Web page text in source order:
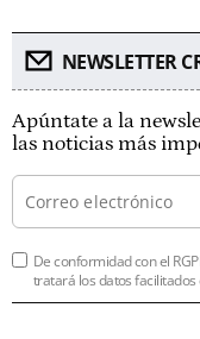
NEWSLETTER
Apúntate a la
las noticias más
De conformidad con el
tratará los datos